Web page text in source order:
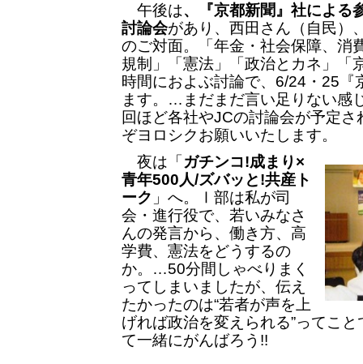
午後は、『京都新聞』社による
討論会があり、西田さん（自民）
のご対面。「年金・社会保障、消
規制」「憲法」「政治とカネ」「
時間におよぶ討論で、6/24・25『
ます。…まだまだ言い足りない感
回ほど各社やJCの討論会が予定
ぞヨロシクお願いいたします。
夜は「 ガチンコ!成まり×
青年500人/ズバッと!共産ト
ーク 」へ。Ⅰ部は私が司
会・進行役で、若いみなさ
んの発言から、働き方、高
学費、憲法をどうするの
か。…50分間しゃべりまく
ってしまいましたが、伝え
たかったのは“若者が声を上
げれば政治を変えられる”ってこと
て一緒にがんばろう!!